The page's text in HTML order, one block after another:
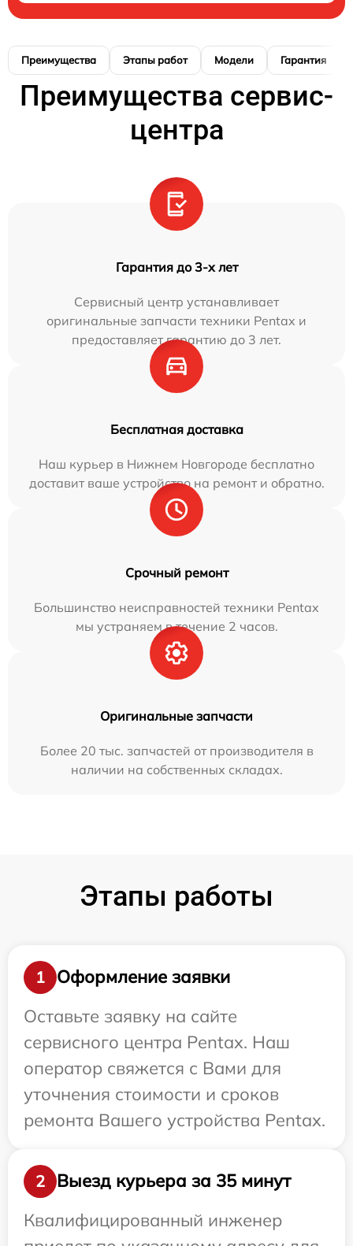
Преимущества Этапы работ Модели Гарантия
Преимущества сервис-
центра
Гарантия до 3-х лет
Сервисный центр устанавливает
оригинальные запчасти техники Pentax и
предоставляет гарантию до 3 лет.
Бесплатная доставка
Наш курьер в Нижнем Новгороде бесплатно
доставит ваше устройство на ремонт и обратно.
Срочный ремонт
Большинство неисправностей техники Pentax
мы устраняем в течение 2 часов.
Оригинальные запчасти
Более 20 тыс. запчастей от производителя в
наличии на собственных складах.
Этапы работы
1
Оформление заявки
Оставьте заявку на сайте
сервисного центра Pentax. Наш
оператор свяжется с Вами для
уточнения стоимости и сроков
ремонта Вашего устройства Pentax.
2
Выезд курьера за 35 минут
Квалифицированный инженер